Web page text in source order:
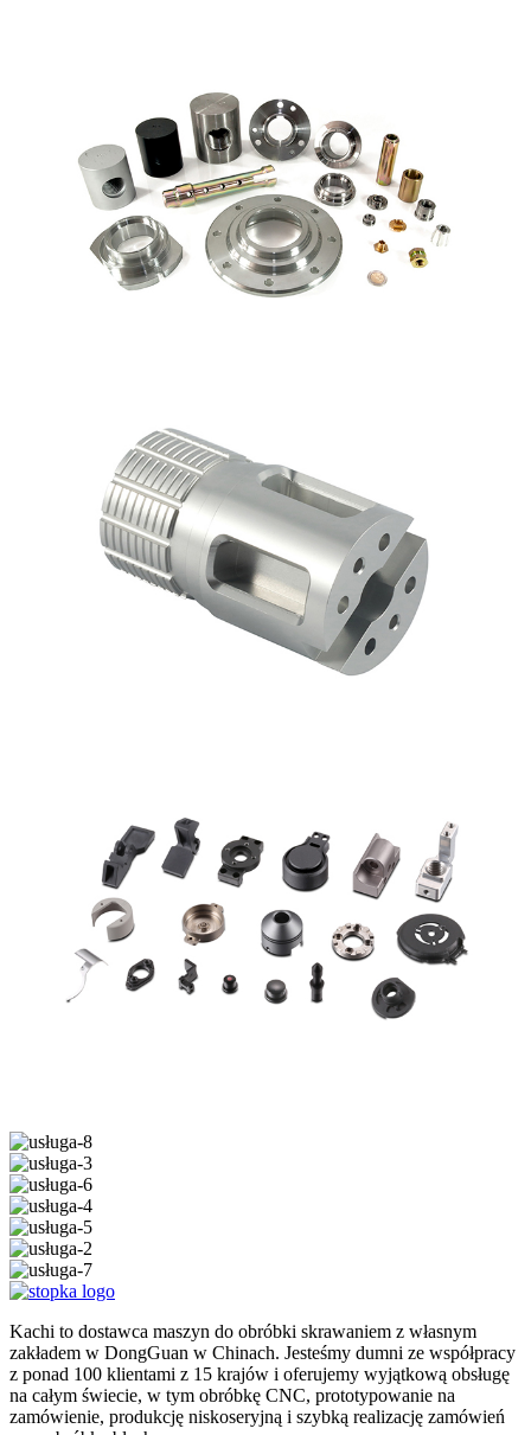
Kachi to dostawca maszyn do obróbki skrawaniem z własnym
zakładem w DongGuan w Chinach. Jesteśmy dumni ze współpracy
z ponad 100 klientami z 15 krajów i oferujemy wyjątkową obsługę
na całym świecie, w tym obróbkę CNC, prototypowanie na
zamówienie, produkcję niskoseryjną i szybką realizację zamówień